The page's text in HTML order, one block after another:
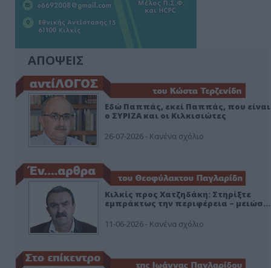
ΑΠΟΨΕΙΣ
Εδώ Παππάς, εκεί Παππάς, που είναι
ο ΣΥΡΙΖΑ και οι Κιλκισιώτες
26-07-2026 - Κανένα σχόλιο
Κιλκίς προς Χατζηδάκη: Στηρίξτε
εμπράκτως την περιφέρεια – μειώσ…
11-06-2026 - Κανένα σχόλιο